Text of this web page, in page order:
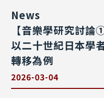
News
【音樂學研究討
以二十世紀日本學
轉移為例
2026-03-04